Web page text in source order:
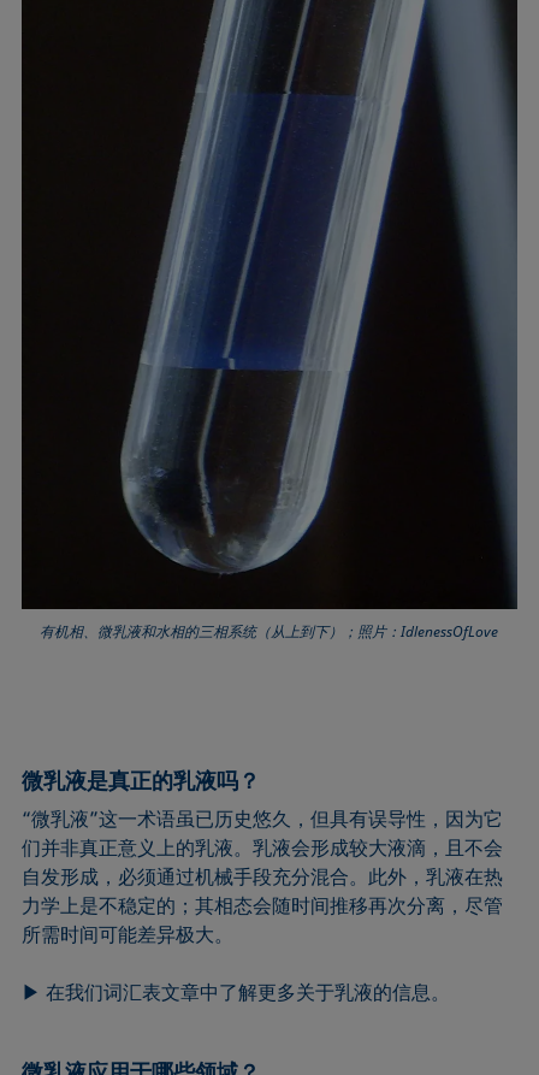
有机相、微乳液和水相的三相系统（从上到下）；照片：IdlenessOfLove
微乳液是真正的乳液吗？
“微乳液”这一术语虽已历史悠久，但具有误导性，因为它
们并非真正意义上的乳液。乳液会形成较大液滴，且不会
自发形成，必须通过机械手段充分混合。此外，乳液在热
力学上是不稳定的；其相态会随时间推移再次分离，尽管
所需时间可能差异极大。
▶ 在我们词汇表文章中了解更多关于乳液的信息。